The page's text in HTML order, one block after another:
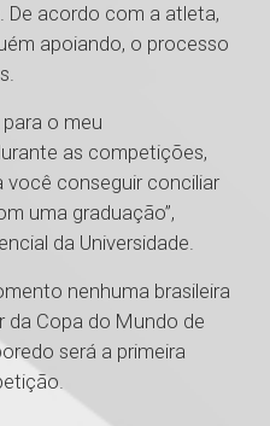
acordo com a atleta,
apoiando, o processo
o meu
as competições,
você conseguir conciliar
uma graduação”,
da Universidade.
nenhuma brasileira
da Copa do Mundo de
será a primeira